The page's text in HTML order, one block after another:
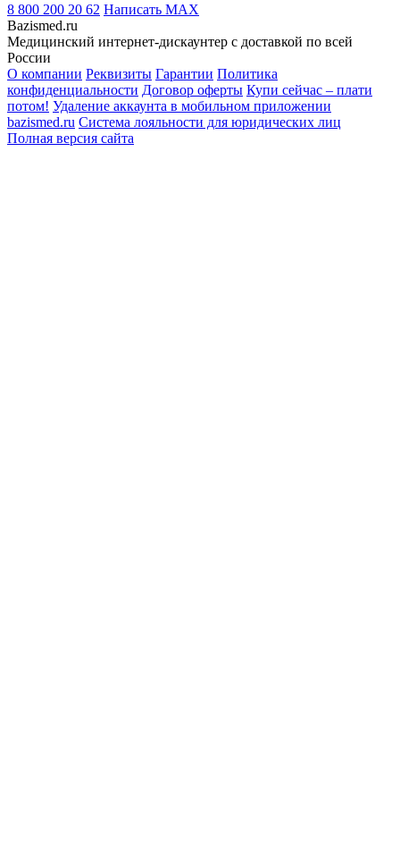
8 800 200 20 62 Написать MAX
Bazismed.ru
Медицинский интернет-дискаунтер с доставкой по всей
России
О компании Реквизиты Гарантии Политика
конфиденциальности Договор оферты Купи сейчас – плати
потом! Удаление аккаунта в мобильном приложении
bazismed.ru Система лояльности для юридических лиц
Полная версия сайта